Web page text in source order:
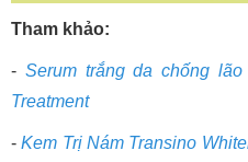
Tham khảo:
- Serum trắng da chống
Treatment
-Kem Trị Nám Transino